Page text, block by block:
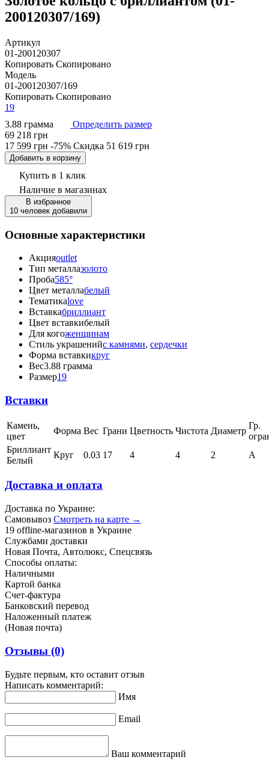
200120307/169)
Артикул
01-200120307
Копировать Скопировано
Модель
01-200120307/169
Копировать Скопировано
19
3.88 грамма
Определить размер
69 218 грн
17 599 грн -75% Скидка 51 619 грн
Добавить в корзину
Купить в 1 клик
Наличие в магазинах
В избранное
10 человек добавили
Основные характеристики
Акцияoutlet
Тип металлазолото
Проба585°
Цвет металлабелый
Тематикаlove
Вставкабриллиант
Цвет вставкибелый
Для когоженщинам
Стиль украшенийс камнями, сердечки
Форма вставкикруг
Вес3.88 грамма
Размер19
Вставки
Камень,
цвет
Форма Вес Грани Цветность Чистота Диаметр
Гр.
Бриллиант
Белый
Круг 0.03 17 4 4 2 А
Доставка и оплата
Доставка по Украине:
Самовывоз Смотреть на карте →
19 offline-магазинов в Украине
Службами доставки
Новая Почта, Автолюкс, Спецсвязь
Способы оплаты:
Наличными
Картой банка
Счет-фактура
Банковский перевод
Наложенный платеж
(Новая почта)
Отзывы (0)
Будьте первым, кто оставит отзыв
Написать комментарий:
Имя
Email
Ваш комментарий